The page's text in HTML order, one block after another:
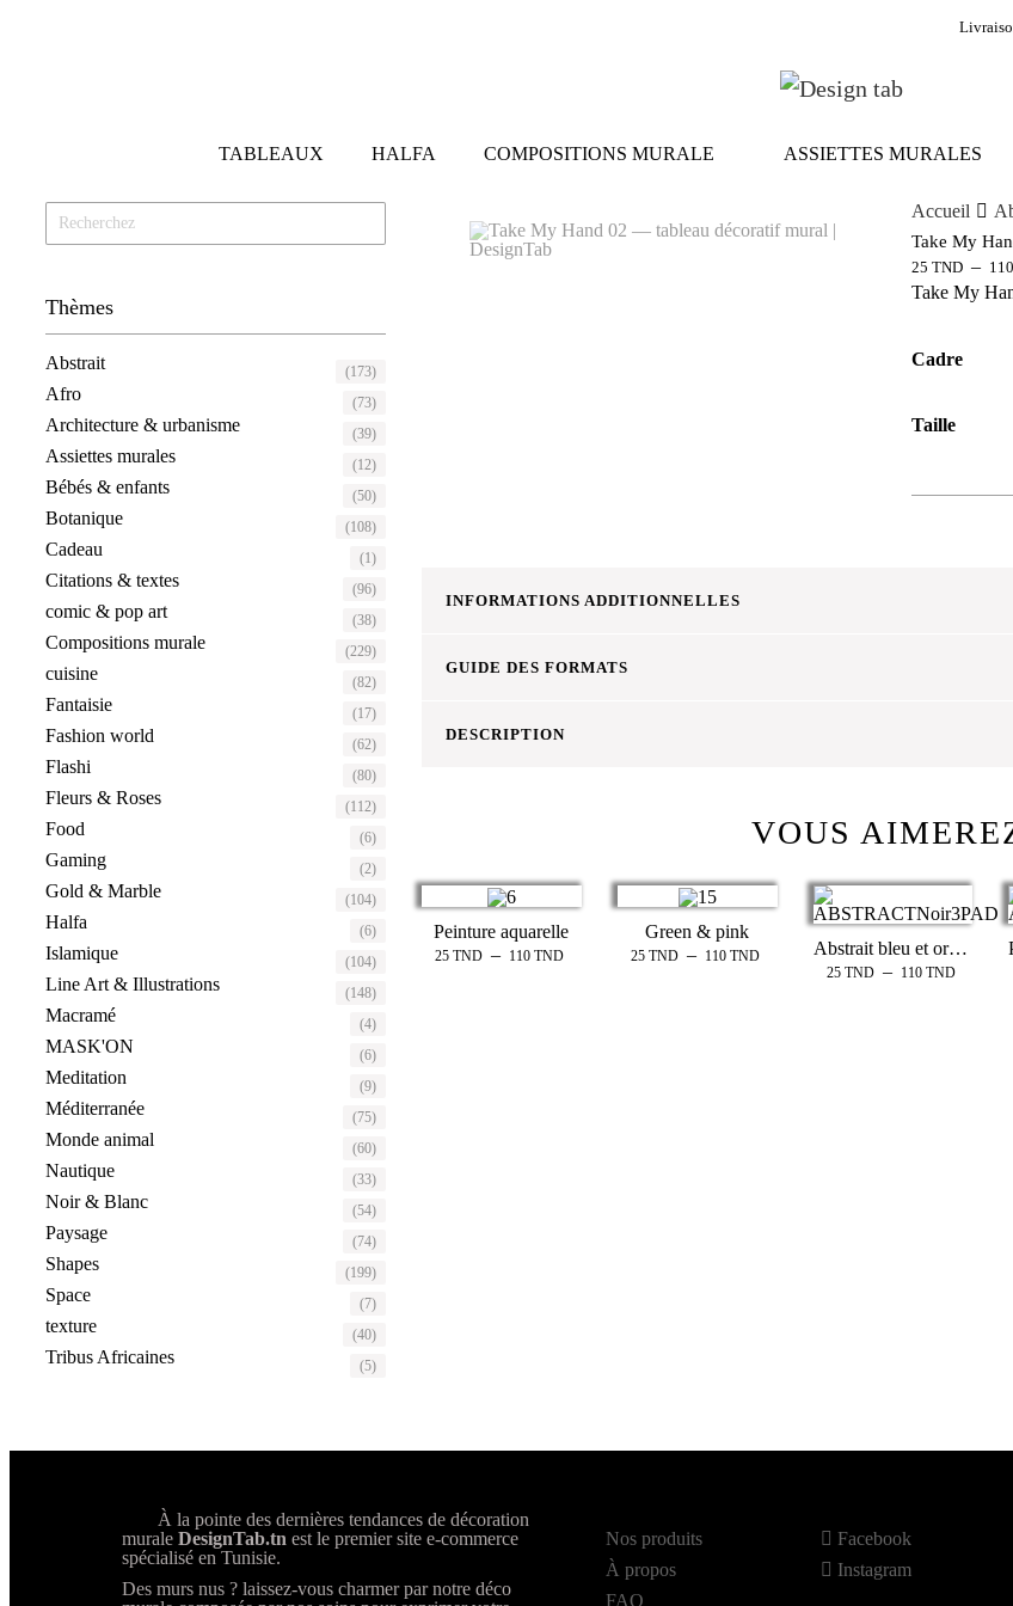
TABLEAUX HALFA COMPOSITIONS MURALE ASSIETTES MURALES
Accueil
Take My
25 TND – 110
Take My
Cadre
Taille
INFORMATIONS ADDITIONNELLES
GUIDE DES FORMATS
DESCRIPTION
VOUS
Peinture aquarelle
25TND – 110TND
Green & pink
25TND – 110TND Abstrait bleu et orange fluide
25TND – 110TND
Thèmes
Abstrait (173)
Afro (73)
Architecture & urbanisme (39)
Assiettes murales (12)
Bébés & enfants (50)
Botanique (108)
Cadeau (1)
Citations & textes (96)
comic & pop art (38)
Compositions murale (229)
cuisine (82)
Fantaisie (17)
Fashion world (62)
Flashi (80)
Fleurs & Roses (112)
Food (6)
Gaming (2)
Gold & Marble (104)
Halfa (6)
Islamique (104)
Line Art & Illustrations (148)
Macramé (4)
MASK'ON (6)
Meditation (9)
Méditerranée (75)
Monde animal (60)
Nautique (33)
Noir & Blanc (54)
Paysage (74)
Shapes (199)
Space (7)
texture (40)
Tribus Africaines (5)
À la pointe des dernières tendances de décoration
murale DesignTab.tn est le premier site e-commerce
spécialisé en Tunisie.
Des murs nus ? laissez-vous charmer par notre déco
Nos produits
À propos
FAQ
Facebook
Instagram